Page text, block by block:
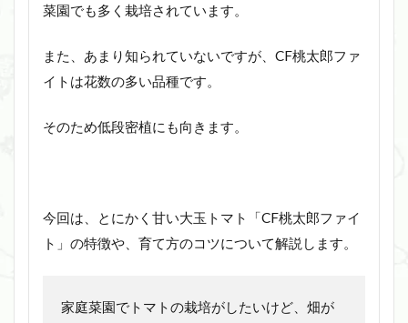
菜園でも多く栽培されています。
また、あまり知られていないですが、CF桃太郎ファ
イトは花数の多い品種です。
そのため低段密植にも向きます。
今回は、とにかく甘い大玉トマト「CF桃太郎ファイ
ト」の特徴や、育て方のコツについて解説します。
家庭菜園でトマトの栽培がしたいけど、畑が